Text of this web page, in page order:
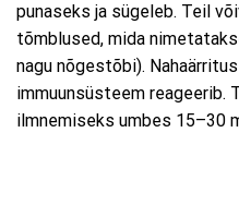
punaseks ja sügeleb. Teil
tõmblused, mida
nagu nõgestõbi).
immuunsüsteem reageerib.
ilmnemiseks umbes 15–30